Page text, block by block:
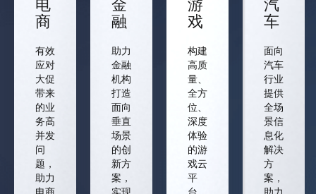
商
有效
应对
大促
带来
的业
务高
并发
问
题，
助力
电商
融
助力
金融
机构
打造
面向
垂直
场景
的创
新方
案，
实现
戏
构建
高质
量、
全方
位、
深度
体验
的游
戏云
平
台，
车
面向
汽车
行业
提供
全场
景信
息化
解决
方
案，
助力